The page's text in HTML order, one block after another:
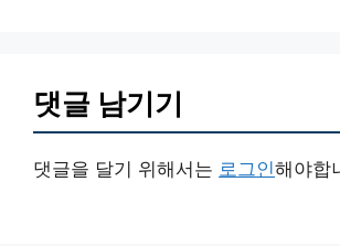
댓글 남기기
댓글을 달기 위해서는 로그인해야합